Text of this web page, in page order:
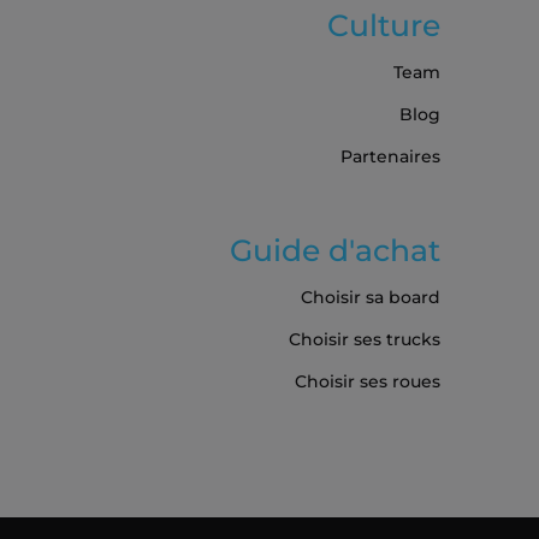
Culture
Team
Blog
Partenaires
Guide d'achat
Choisir sa board
Choisir ses trucks
Choisir ses roues